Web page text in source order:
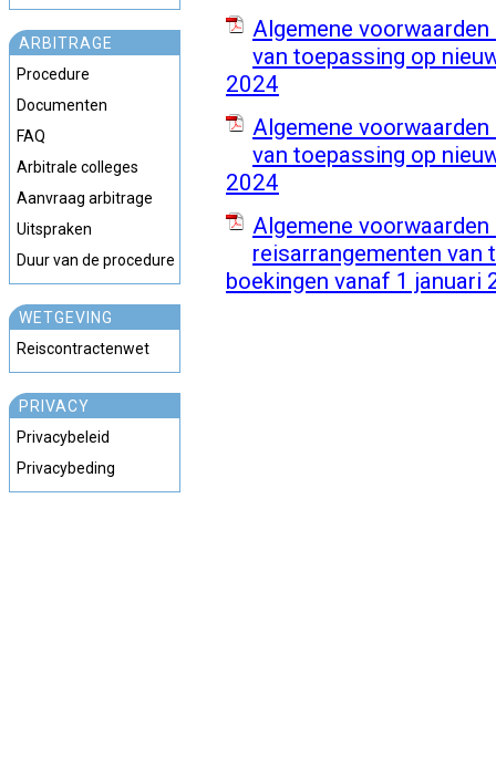
ARBITRAGE
Procedure
Documenten
FAQ
Arbitrale colleges
Aanvraag arbitrage
Uitspraken
Duur van de procedure
WETGEVING
Reiscontractenwet
PRIVACY
Privacybeleid
Privacybeding
Algemene
van toepassing op
2024
Algemene
van toepassing op
2024
Algemene voorwaarden
reisarrangementen van
boekingen vanaf 1 januari